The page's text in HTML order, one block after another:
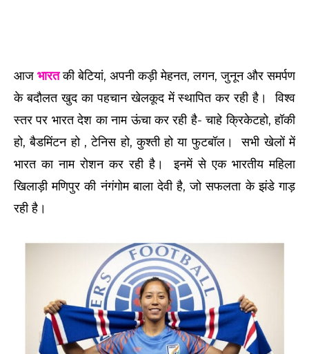
आज भारतकी बेटियां, अपनी कड़ी मेहनत, लगन, जुनून और समर्पण
के बदौलत खुद का पहचान खेलकूद में स्थापित कर रही है। विश्व
स्तर पर भारत देश का नाम ऊंचा कर रही है- चाहे क्रिकेटहो, हॉकी
हो, बैडमिंटन हो , टेनिस हो, कुश्ती हो या फुटबॉल। सभी खेलों में
भारत का नाम रोशन कर रही है। इनमें से एक भारतीय महिला
खिलाड़ी मणिपुर की नंगंगोम बाला देवी है, जो सफलता के झंडे गाड़
रही है।